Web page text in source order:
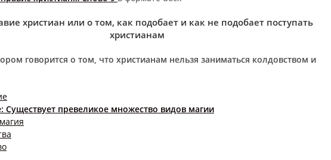
христиан или о том, как подобает и как не подобает поступать
христианам
говорится о том, что христианам нельзя заниматься колдовством и
превеликое множество видов магии